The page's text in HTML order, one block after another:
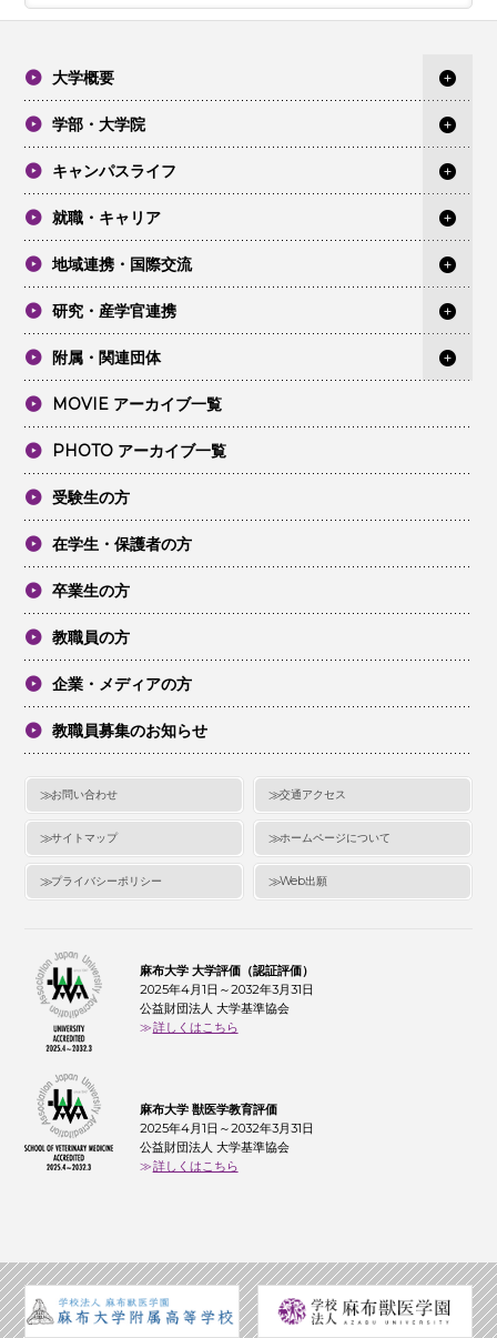
大学概要
学部・大学院
キャンパスライフ
就職・キャリア
地域連携・国際交流
研究・産学官連携
附属・関連団体
MOVIE アーカイブ一覧
PHOTO アーカイブ一覧
受験生の方
在学生・保護者の方
卒業生の方
教職員の方
企業・メディアの方
教職員募集のお知らせ
お問い合わせ 交通アクセス
サイトマップ ホームページについて
プライバシーポリシー Web出願
麻布大学 大学評価（認証評価）
2025年4月1日～2032年3月31日
公益財団法人 大学基準協会
詳しくはこちら
麻布大学 獣医学教育評価
2025年4月1日～2032年3月31日
公益財団法人 大学基準協会
詳しくはこちら